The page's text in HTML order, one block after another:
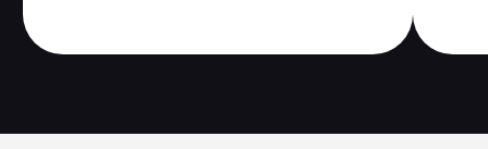
минут, пишу тексты, готовлю